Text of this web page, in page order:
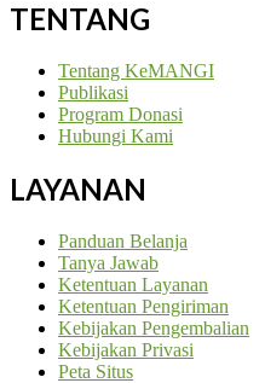
TENTANG
Tentang KeMANGI
Publikasi
Program Donasi
Hubungi Kami
LAYANAN
Panduan Belanja
Tanya Jawab
Ketentuan Layanan
Ketentuan Pengiriman
Kebijakan Pengembalian
Kebijakan Privasi
Peta Situs